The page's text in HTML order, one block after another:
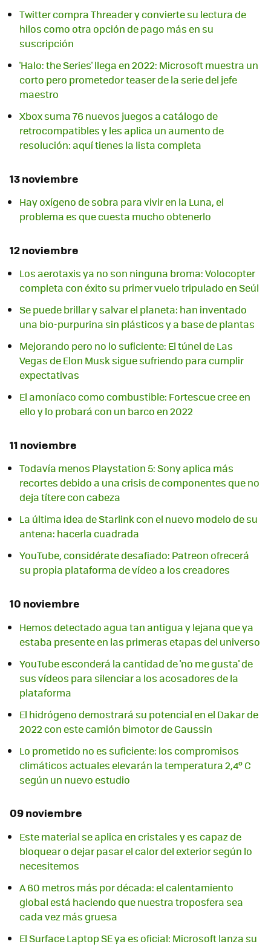
Twitter compra Threader y convierte su lectura de
hilos como otra opción de pago más en su
suscripción
'Halo: the Series' llega en 2022: Microsoft muestra un
corto pero prometedor teaser de la serie del jefe
maestro
Xbox suma 76 nuevos juegos a catálogo de
retrocompatibles y les aplica un aumento de
resolución: aquí tienes la lista completa
13 noviembre
Hay oxígeno de sobra para vivir en la Luna, el
problema es que cuesta mucho obtenerlo
12 noviembre
Los aerotaxis ya no son ninguna broma: Volocopter
completa con éxito su primer vuelo tripulado en Seúl
Se puede brillar y salvar el planeta: han inventado
una bio-purpurina sin plásticos y a base de plantas
Mejorando pero no lo suficiente: El túnel de Las
Vegas de Elon Musk sigue sufriendo para cumplir
expectativas
El amoníaco como combustible: Fortescue cree en
ello y lo probará con un barco en 2022
11 noviembre
Todavía menos Playstation 5: Sony aplica más
recortes debido a una crisis de componentes que no
deja títere con cabeza
La última idea de Starlink con el nuevo modelo de su
antena: hacerla cuadrada
YouTube, considérate desafiado: Patreon ofrecerá
su propia plataforma de vídeo a los creadores
10 noviembre
Hemos detectado agua tan antigua y lejana que ya
estaba presente en las primeras etapas del universo
YouTube esconderá la cantidad de 'no me gusta' de
sus vídeos para silenciar a los acosadores de la
plataforma
El hidrógeno demostrará su potencial en el Dakar de
2022 con este camión bimotor de Gaussin
Lo prometido no es suficiente: los compromisos
climáticos actuales elevarán la temperatura 2,4º C
según un nuevo estudio
09 noviembre
Este material se aplica en cristales y es capaz de
bloquear o dejar pasar el calor del exterior según lo
necesitemos
A 60 metros más por década: el calentamiento
global está haciendo que nuestra troposfera sea
cada vez más gruesa
El Surface Laptop SE ya es oficial: Microsoft lanza su